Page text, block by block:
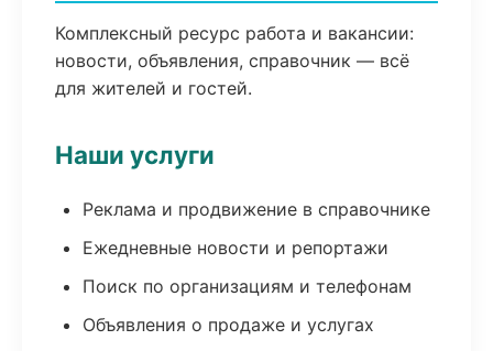
Комплексный ресурс работа и вакансии:
новости, объявления, справочник — всё
для жителей и гостей.
Наши услуги
Реклама и продвижение в справочнике
Ежедневные новости и репортажи
Поиск по организациям и телефонам
Объявления о продаже и услугах